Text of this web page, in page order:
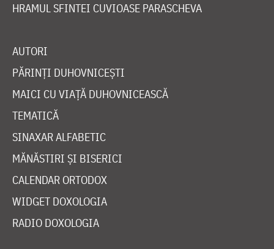
HRAMUL SFINTEI CUVIOASE PARASCHEVA
AUTORI
PĂRINȚI DUHOVNICEȘTI
MAICI CU VIAȚĂ DUHOVNICEASCĂ
TEMATICĂ
SINAXAR ALFABETIC
MĂNĂSTIRI ȘI BISERICI
CALENDAR ORTODOX
WIDGET DOXOLOGIA
RADIO DOXOLOGIA